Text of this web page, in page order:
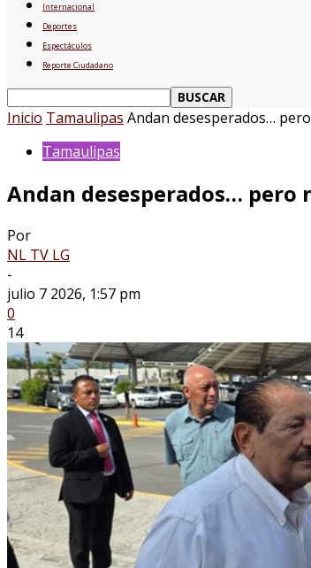
Internacional
Deportes
Espectáculos
Reporte Ciudadano
Inicio Tamaulipas Andan desesperados…
Tamaulipas
Andan desesperados…
Por
NL TV LG
-
julio 7 2026, 1:57 pm
0
14